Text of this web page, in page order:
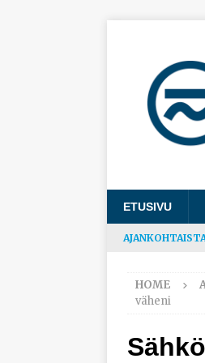
ETUSIVU
HOME
väheni